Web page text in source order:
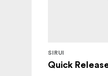
SIRUI
Quick